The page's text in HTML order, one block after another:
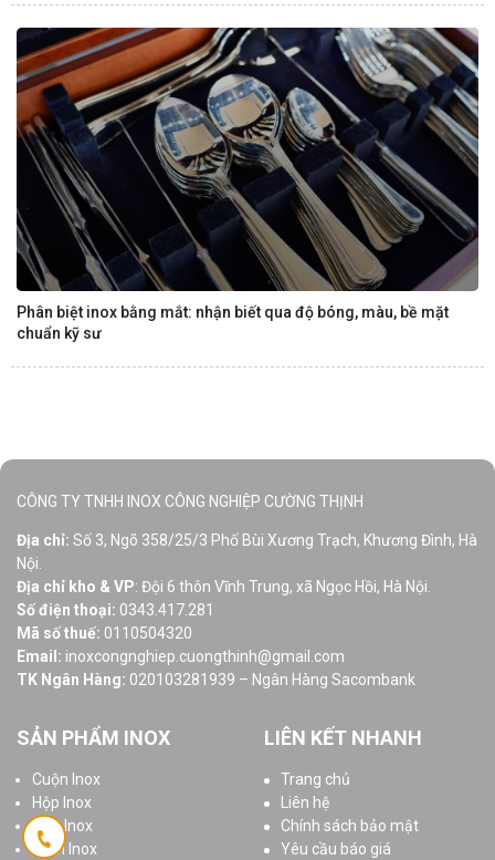
Phân biệt inox bằng mắt: nhận biết qua độ bóng, màu, bề mặt
chuẩn kỹ sư
CÔNG TY TNHH INOX CÔNG NGHIỆP CƯỜNG THỊNH
Địa chỉ: Số 3, Ngõ 358/25/3 Phố Bùi Xương Trạch, Khương Đình, Hà
Nội.
Địa chỉ kho & VP: Đội 6 thôn Vĩnh Trung, xã Ngọc Hồi, Hà Nội.
Số điện thoại: 0343.417.281
Mã số thuế: 0110504320
Email: inoxcongnghiep.cuongthinh@gmail.com
TK Ngân Hàng: 020103281939 – Ngân Hàng Sacombank
SẢN PHẨM INOX
Cuộn Inox
Hộp Inox
Ống Inox
Tấm Inox
LIÊN KẾT NHANH
Trang chủ
Liên hệ
Chính sách bảo mật
Yêu cầu báo giá